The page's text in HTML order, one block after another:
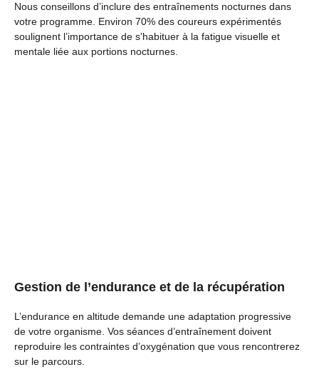
Nous conseillons d’inclure des entraînements nocturnes dans
votre programme. Environ 70% des coureurs expérimentés
soulignent l’importance de s’habituer à la fatigue visuelle et
mentale liée aux portions nocturnes.
Gestion de l’endurance et de la récupération
L’endurance en altitude demande une adaptation progressive
de votre organisme. Vos séances d’entraînement doivent
reproduire les contraintes d’oxygénation que vous rencontrerez
sur le parcours.